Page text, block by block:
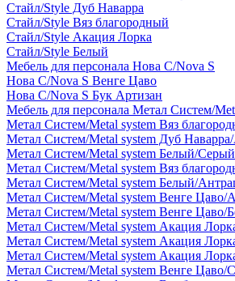
Стайл/Style Дуб Наварра
Стайл/Style Вяз благородный
Стайл/Style Акация Лорка
Стайл/Style Белый
Мебель для персонала Нова С/Nova S
Нова С/Nova S Венге Цаво
Нова С/Nova S Бук Артизан
Мебель для персонала Метал Систем/
Метал Систем/Metal system Вяз
Метал Систем/Metal system Дуб
Метал Систем/Metal system Белый/
Метал Систем/Metal system Вяз
Метал Систем/Metal system Белый/
Метал Систем/Metal system Венге Цаво/
Метал Систем/Metal system Венге Цаво/
Метал Систем/Metal system Акация
Метал Систем/Metal system Акация
Метал Систем/Metal system Акация
Метал Систем/Metal system Венге Цаво/